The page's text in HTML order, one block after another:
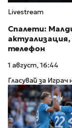
Livestream
Спалети:
телефон
1 август, 16:44
Гласувай за